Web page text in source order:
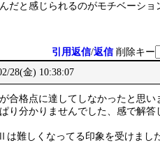
と感じられるのがモチベーショ
引用返信/返信 削除キー
28(金) 10:38:07
格点に達してしなかったと思い
り分かりませんでした、感で解答
難しくなってる印象を受けまし